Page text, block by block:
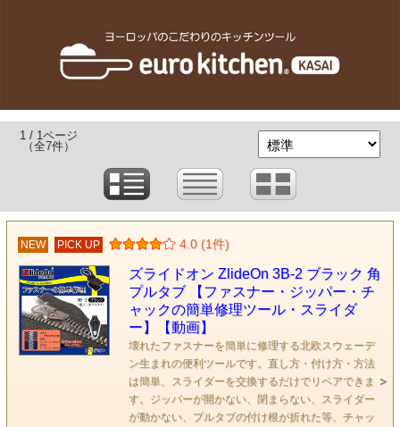
1 / 1ページ
（全7件）
NEW PICK UP 4.0 (1件)
ズライドオン ZlideOn 3B-2 ブラック 角
プルタブ 【ファスナー・ジッパー・チ
ャックの簡単修理ツール・スライダ
ー】【動画】
壊れたファスナーを簡単に修理する北欧スウェーデ
ン生まれの便利ツールです。直し方・付け方・方法
は簡単、スライダーを交換するだけでリペアできま
す。ジッパーが開かない、閉まらない、スライダー
が動かない、プルタブの付け根が折れた等、チャッ